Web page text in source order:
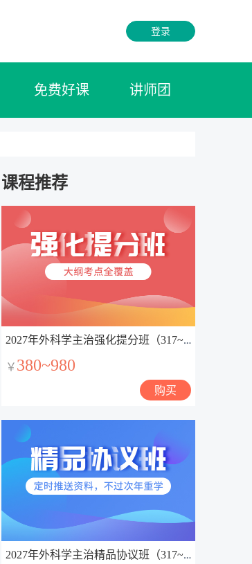
登录
免费好课 讲师团
课程推荐
2027年外科学主治强化提分班（317~324）
￥ 380~980
购买
2027年外科学主治精品协议班（317~321）